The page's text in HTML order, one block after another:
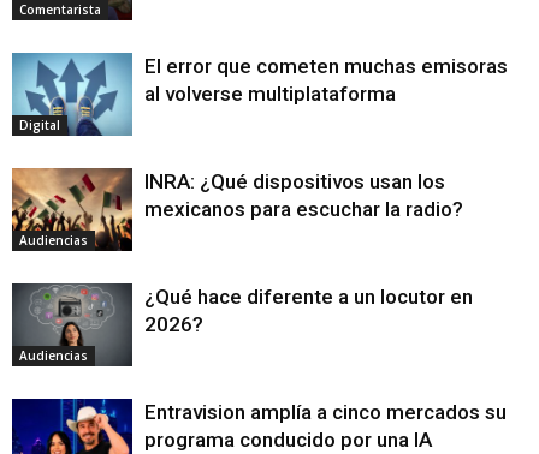
Comentarista
Digital
El error que cometen muchas emisoras
al volverse multiplataforma
Audiencias
INRA: ¿Qué dispositivos usan los
mexicanos para escuchar la radio?
Audiencias
¿Qué hace diferente a un locutor en
2026?
Entravision amplía a cinco mercados su
programa conducido por una IA